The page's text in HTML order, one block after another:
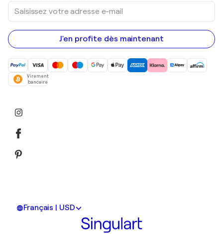
Saisissez
votre
adresse
e-
mail
J'en profite dès maintenant
Virement
bancaire
Français | USD